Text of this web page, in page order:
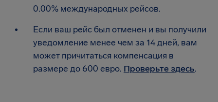
0.00% международных рейсов.
Если ваш рейс был отменен и вы получили
уведомление менее чем за 14 дней, вам
может причитаться компенсация в
размере до 600 евро. Проверьте здесь.